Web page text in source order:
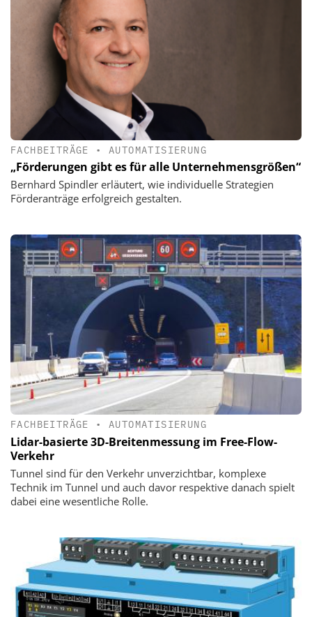
FACHBEITRÄGE •AUTOMATISIERUNG
„Förderungen gibt es für alle Unternehmensgrößen“
Bernhard Spindler erläutert, wie individuelle Strategien
Förderanträge erfolgreich gestalten.
FACHBEITRÄGE •AUTOMATISIERUNG
Lidar-basierte 3D-Breitenmessung im Free-Flow-
Verkehr
Tunnel sind für den Verkehr unverzichtbar, komplexe
Technik im Tunnel und auch davor respektive danach spielt
dabei eine wesentliche Rolle.